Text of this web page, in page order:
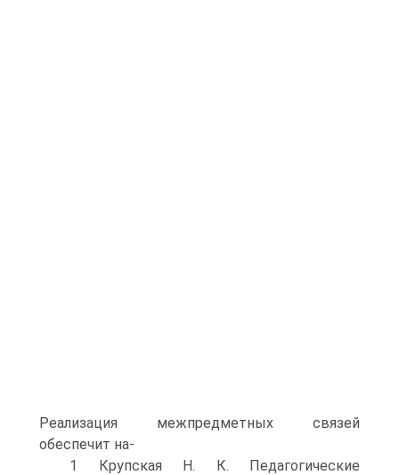
Реализация межпредметных связей
обеспечит на-
1 Крупская Н. К. Педагогические